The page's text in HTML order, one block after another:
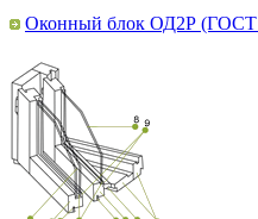
Оконный блок ОД2Р (ГОСТ